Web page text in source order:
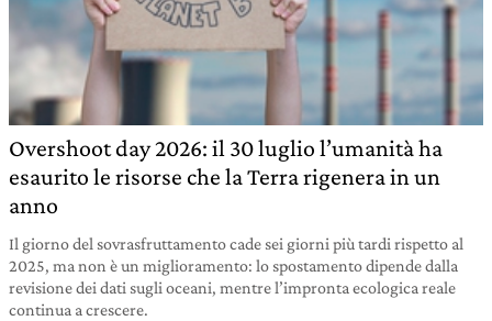
Overshoot day 2026: il 30 luglio l’umanità ha
esaurito le risorse che la Terra rigenera in un
anno
Il giorno del sovrasfruttamento cade sei giorni più tardi rispetto al
2025, ma non è un miglioramento: lo spostamento dipende dalla
revisione dei dati sugli oceani, mentre l’impronta ecologica reale
continua a crescere.